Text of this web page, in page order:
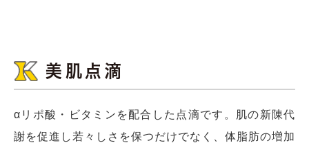
美肌点滴
αリポ酸・ビタミンを配合した点滴です。肌の新陳代
謝を促進し若々しさを保つだけでなく、体脂肪の増加